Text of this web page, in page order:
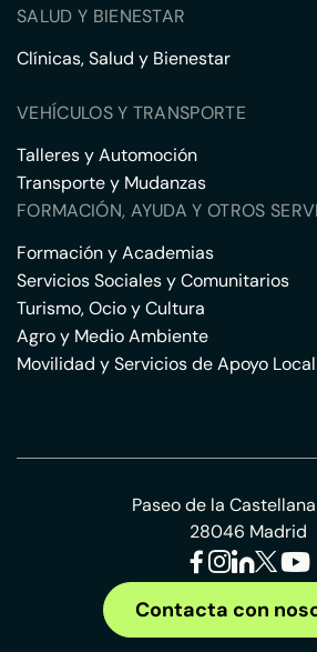
SALUD Y BIENESTAR
Clínicas, Salud y Bienestar
VEHÍCULOS Y TRANSPORTE
Talleres y Automoción
Transporte y Mudanzas
FORMACIÓN, AYUDA Y OTROS
Formación y Academias
Servicios Sociales y Comunitarios
Turismo, Ocio y Cultura
Agro y Medio Ambiente
Movilidad y Servicios de Apoyo Local
Paseo de la
28046 Madrid
Contacta con